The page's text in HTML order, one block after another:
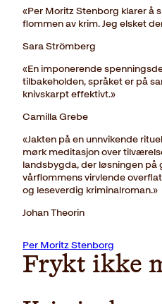
«Per Moritz Stenborg klarer å
flommen av krim. Jeg elsket
Sara Strömberg
«En imponerende
tilbakeholden, språket er på
knivskarpt effektivt.»
Camilla Grebe
«Jakten på en unnvikende
mørk meditasjon over
landsbygda, der løsningen på
vårflommens virvlende
og leseverdig kriminalroman.»
Johan Theorin
Per Moritz Stenborg
Frykt ikke